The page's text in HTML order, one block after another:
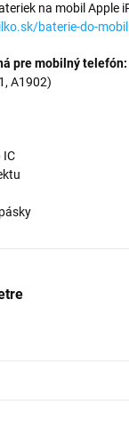
na mobil Apple
baterie-do-
pre mobilný telefón:
A1902)
IC